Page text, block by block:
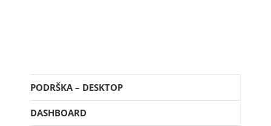
PODRŠKA – DESKTOP
DASHBOARD